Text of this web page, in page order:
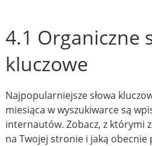
4.1 Organiczne
kluczowe
Najpopularniejsze słowa
miesiąca w wyszukiwarce są
internautów. Zobacz, z którymi
na Twojej stronie i jaką obecnie